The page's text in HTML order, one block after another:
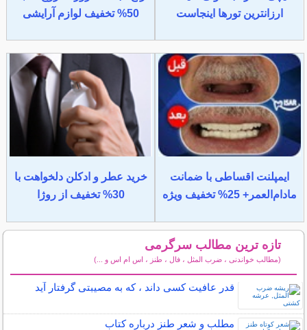
ارزانترین تورها اینجاست
50% تخفیف لوازم آرایشی
ایمپلنت اقساطی با ضمانت
مادام‌العمر+ 25% تخفیف ویژه
خرید عطر و ادکلن دلخواهت با
30% تخفیف از روژا
تازه ترین مطالب سرگرمی
(مطالب خواندنی ، ضرب المثل ، فال ، طنز ، اس ام اس و ...)
قدر عافیت کسی داند ، که به مصیبتی گرفتار آید
مطلب و شعر طنز درباره کتاب